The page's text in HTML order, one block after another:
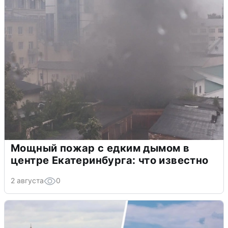
Мощный пожар с едким дымом в
центре Екатеринбурга: что известно
2 августа 0